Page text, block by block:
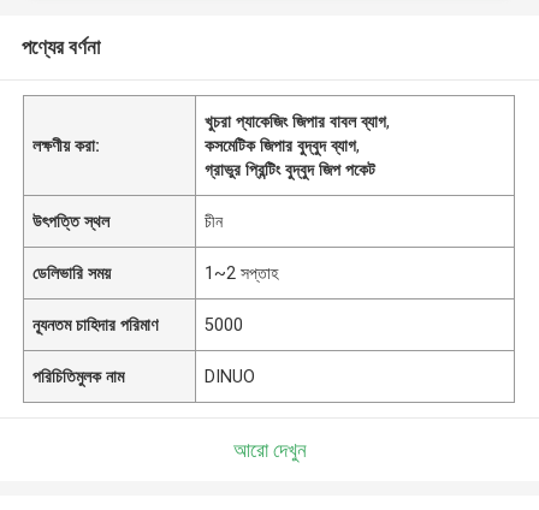
পণ্যের বর্ণনা
লক্ষণীয় করা:
খুচরা প্যাকেজিং জিপার বাবল ব্যাগ,
কসমেটিক জিপার বুদ্বুদ ব্যাগ,
গ্রাভুর প্রিন্টিং বুদ্বুদ জিপ পকেট
উৎপত্তি স্থল চীন
ডেলিভারি সময় 1~2 সপ্তাহ
ন্যূনতম চাহিদার পরিমাণ 5000
পরিচিতিমুলক নাম DINUO
আরো দেখুন